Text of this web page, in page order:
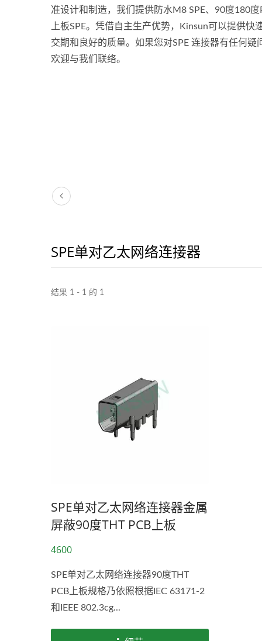
准设计和制造，我们提供防水M8 SPE、90度180度
上板SPE。凭借自主生产优势，Kinsun可以提供快
交期和良好的质量。如果您对SPE 连接器有任何疑
欢迎与我们联络。
SPE单对乙太网络连接器
结果 1 - 1 的 1
SPE单对乙太网络连接器金属
屏蔽90度THT PCB上板
4600
SPE单对乙太网络连接器90度THT
PCB上板规格乃依照根据IEC 63171-2
和IEEE 802.3cg...